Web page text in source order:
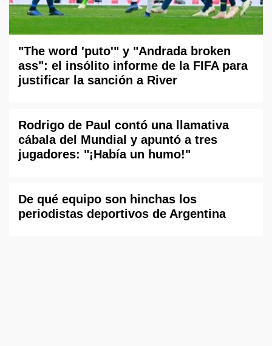
"The word 'puto'" y "Andrada broken
ass": el insólito informe de la FIFA para
justificar la sanción a River
Rodrigo de Paul contó una llamativa
cábala del Mundial y apuntó a tres
jugadores: "¡Había un humo!"
De qué equipo son hinchas los
periodistas deportivos de Argentina